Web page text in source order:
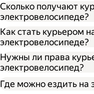
Сколько получают
электровелосипеде?
Как стать курьером
электровелосипеде?
Нужны ли права
электровелосипед?
Где можно ездить на